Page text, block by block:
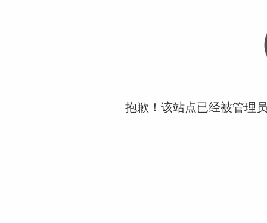
抱歉！该站点已经被管理